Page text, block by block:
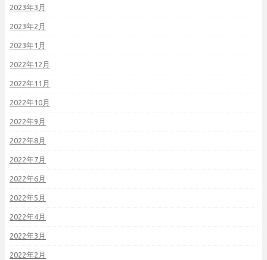
2023年3月
2023年2月
2023年1月
2022年12月
2022年11月
2022年10月
2022年9月
2022年8月
2022年7月
2022年6月
2022年5月
2022年4月
2022年3月
2022年2月